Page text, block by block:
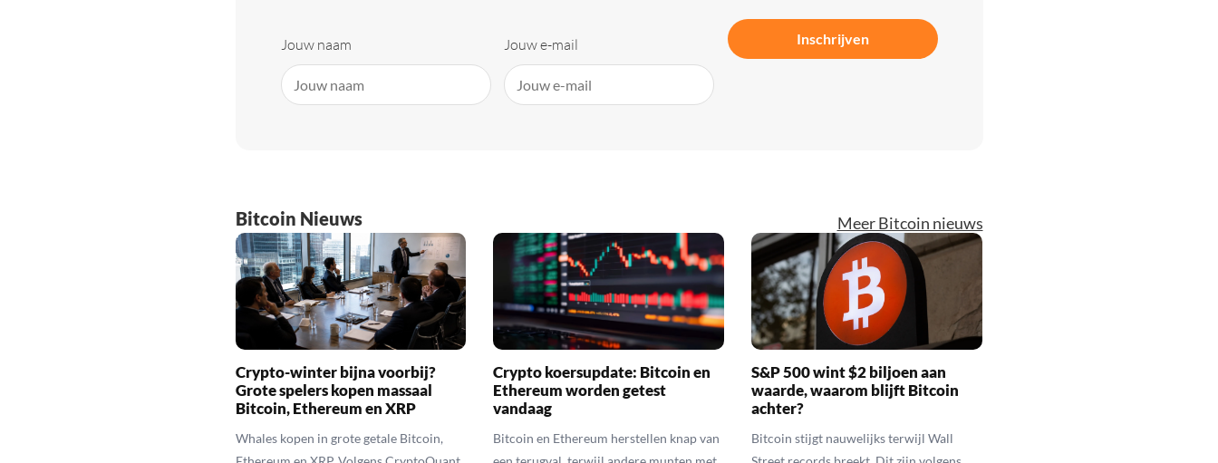
Jouw naam Jouw e-mail Inschrijven
Bitcoin Nieuws Meer Bitcoin nieuws
Crypto-winter bijna voorbij?
Grote spelers kopen massaal
Bitcoin, Ethereum en XRP
Whales kopen in grote getale Bitcoin,
Crypto koersupdate: Bitcoin en
Ethereum worden getest
vandaag
Bitcoin en Ethereum herstellen knap van
S&P 500 wint $2 biljoen aan
waarde, waarom blijft Bitcoin
achter?
Bitcoin stijgt nauwelijks terwijl Wall